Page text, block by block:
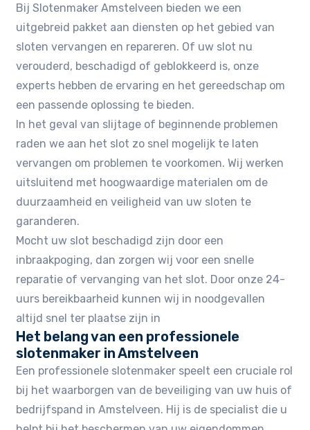
Bij Slotenmaker Amstelveen bieden we een
uitgebreid pakket aan diensten op het gebied van
sloten vervangen en repareren. Of uw slot nu
verouderd, beschadigd of geblokkeerd is, onze
experts hebben de ervaring en het gereedschap om
een passende oplossing te bieden.
In het geval van slijtage of beginnende problemen
raden we aan het slot zo snel mogelijk te laten
vervangen om problemen te voorkomen. Wij werken
uitsluitend met hoogwaardige materialen om de
duurzaamheid en veiligheid van uw sloten te
garanderen.
Mocht uw slot beschadigd zijn door een
inbraakpoging, dan zorgen wij voor een snelle
reparatie of vervanging van het slot. Door onze 24-
uurs bereikbaarheid kunnen wij in noodgevallen
altijd snel ter plaatse zijn in
Het belang van een professionele
slotenmaker in Amstelveen
Een professionele slotenmaker speelt een cruciale rol
bij het waarborgen van de beveiliging van uw huis of
bedrijfspand in Amstelveen. Hij is de specialist die u